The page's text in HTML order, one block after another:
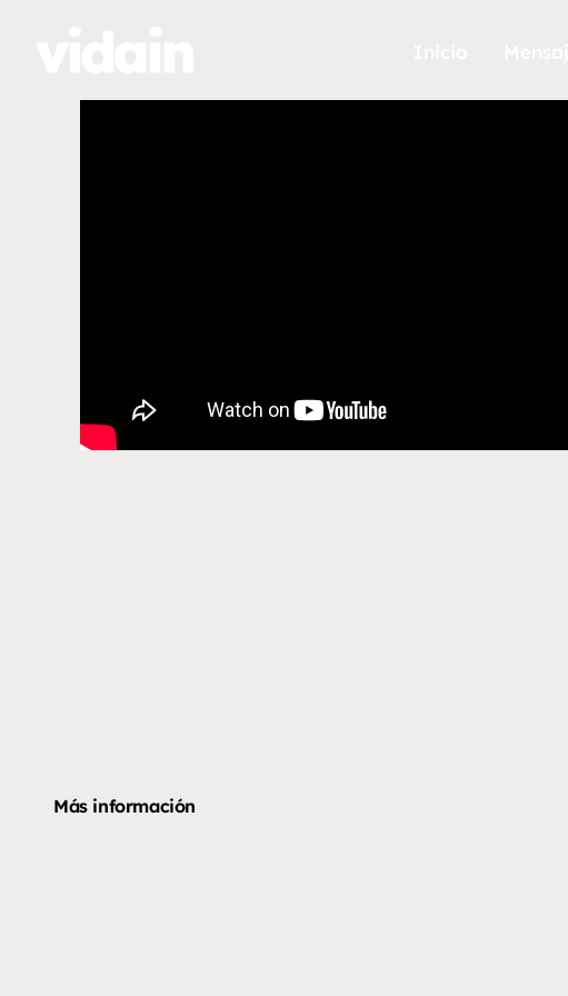
Más información